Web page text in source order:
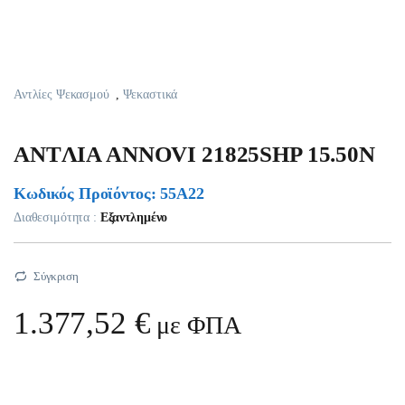
Αντλίες Ψεκασμού Ψεκαστικά
ANTΛIA ANNOVI 21825SHP 15.50N
Κωδικός Προϊόντος: 55A22
Διαθεσιμότητα : Εξαντλημένο
Σύγκριση
1.377,52 € με ΦΠΑ